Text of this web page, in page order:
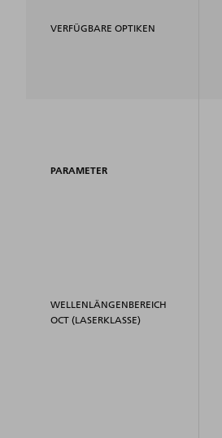
VERFÜGBARE OPTIKEN
PARAMETER
WELLENLÄNGENBEREICH
OCT (LASERKLASSE)